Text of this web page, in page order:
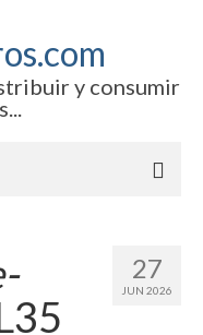
y consumir
27
JUN 2026